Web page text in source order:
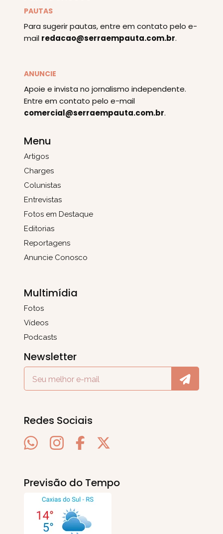
PAUTAS
Para sugerir pautas, entre em contato pelo e-
mail redacao@serraempauta.com.br.
ANUNCIE
Apoie e invista no jornalismo independente.
Entre em contato pelo e-mail
comercial@serraempauta.com.br.
Menu
Artigos
Charges
Colunistas
Entrevistas
Fotos em Destaque
Editorias
Reportagens
Anuncie Conosco
Multimídia
Fotos
Vídeos
Podcasts
Newsletter
Redes Sociais
Previsão do Tempo